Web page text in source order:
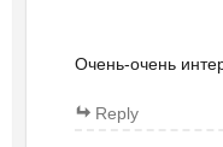
Очень-очень
Reply